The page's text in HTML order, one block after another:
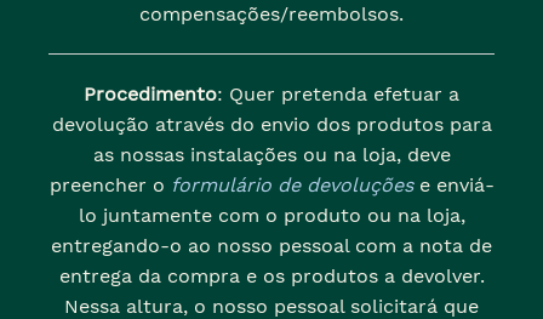
compensações/reembolsos.
Procedimento: Quer pretenda efetuar a
devolução através do envio dos produtos para
as nossas instalações ou na loja, deve
preencher o formulário de devoluçõese enviá-
lo juntamente com o produto ou na loja,
entregando-o ao nosso pessoal com a nota de
entrega da compra e os produtos a devolver.
Nessa altura, o nosso pessoal solicitará que